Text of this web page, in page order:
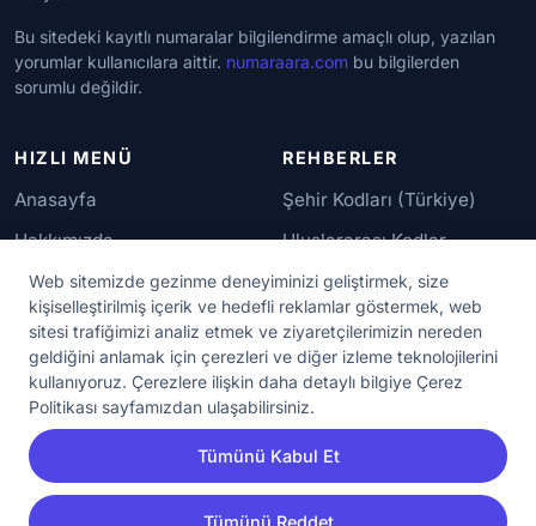
Web sitemizde gezinme deneyiminizi geliştirmek, size
kişiselleştirilmiş içerik ve hedefli reklamlar göstermek, web
sitesi trafiğimizi analiz etmek ve ziyaretçilerimizin nereden
geldiğini anlamak için çerezleri ve diğer izleme teknolojilerini
kullanıyoruz. Çerezlere ilişkin daha detaylı bilgiye Çerez
Politikası sayfamızdan ulaşabilirsiniz.
Tümünü Kabul Et
Tümünü Reddet
Bu sitedeki kayıtlı numaralar bilgilendirme amaçlı olup, yazılan
yorumlar kullanıcılara aittir. numaraara.com bu bilgilerden
sorumlu değildir.
HIZLI MENÜ
Anasayfa
Hakkımızda
İletişim
REHBERLER
Şehir Kodları (Türkiye)
Uluslararası Kodlar
Güvenilir Numaralar
YASAL KORUMA
Kullanım Koşulları
Gizlilik Sözleşmesi
KVKK Aydınlatma Metni
Çerez Ayarları